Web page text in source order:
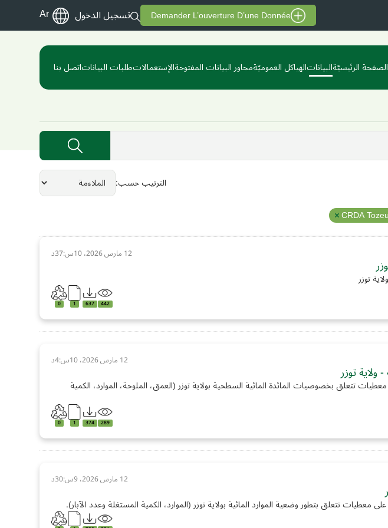
Demander L’ouverture D’une Donnée تسجيل الدخول Ar
الصفحة الرئيسيّةالبياناتالهياكل العموميّةمحاور البيانات المفتوحةالإستعمالاتطلبات البياناتاتصل بنا
الترتيب حسب
CRDA
12 مارس 2026، 10س:37د
توزر
442
637
1
0
12 مارس 2026، 10س:4د
ولاية توزر
تتعلق بخصوصيات المائدة المائية السطحية بولاية توزر (العمق، الملوحة، الموارد، الكمية
289
374
1
0
12 مارس 2026، 9س:30د
معطيات تتعلق بتطور وضعية الموارد المائية بولاية توزر (الموارد، الكمية المستغلة وعدد الآبار).